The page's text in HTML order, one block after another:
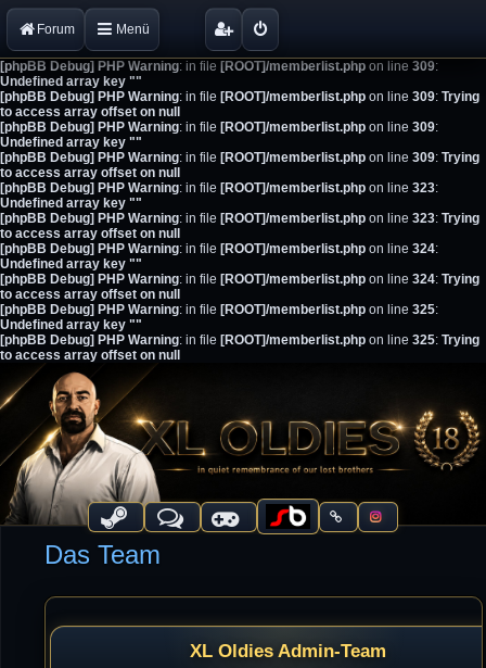
[phpBB Debug] PHP Warning: in file [ROOT]/memberlist.php on line 309:
Undefined array key ""
[phpBB Debug] PHP Warning: in file [ROOT]/memberlist.php on line 309: Trying
to access array offset on null
[phpBB Debug] PHP Warning: in file [ROOT]/memberlist.php on line 309:
Undefined array key ""
[phpBB Debug] PHP Warning: in file [ROOT]/memberlist.php on line 309: Trying
to access array offset on null
[phpBB Debug] PHP Warning: in file [ROOT]/memberlist.php on line 323:
Undefined array key ""
[phpBB Debug] PHP Warning: in file [ROOT]/memberlist.php on line 323: Trying
to access array offset on null
[phpBB Debug] PHP Warning: in file [ROOT]/memberlist.php on line 324:
Undefined array key ""
[phpBB Debug] PHP Warning: in file [ROOT]/memberlist.php on line 324: Trying
to access array offset on null
[phpBB Debug] PHP Warning: in file [ROOT]/memberlist.php on line 325:
Undefined array key ""
[phpBB Debug] PHP Warning: in file [ROOT]/memberlist.php on line 325: Trying
to access array offset on null
Forum Menü
Das Team
XL Oldies Admin-Team